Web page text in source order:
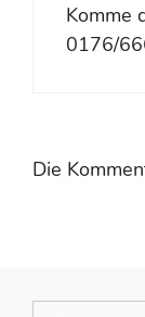
Komme
0176/
Die